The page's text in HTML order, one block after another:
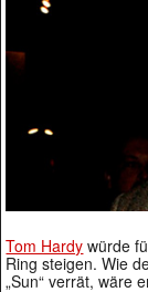
Tom Hardy würde
Ring steigen. Wie
„Sun“ verrät, wäre